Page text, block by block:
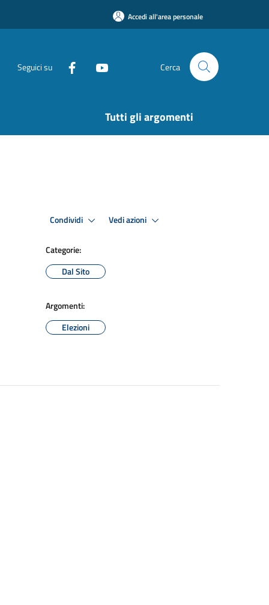
Accedi all'area personale
Seguici su Cerca
Tutti gli argomenti
Condividi Vedi azioni
Categorie:
Dal Sito
Argomenti:
Elezioni